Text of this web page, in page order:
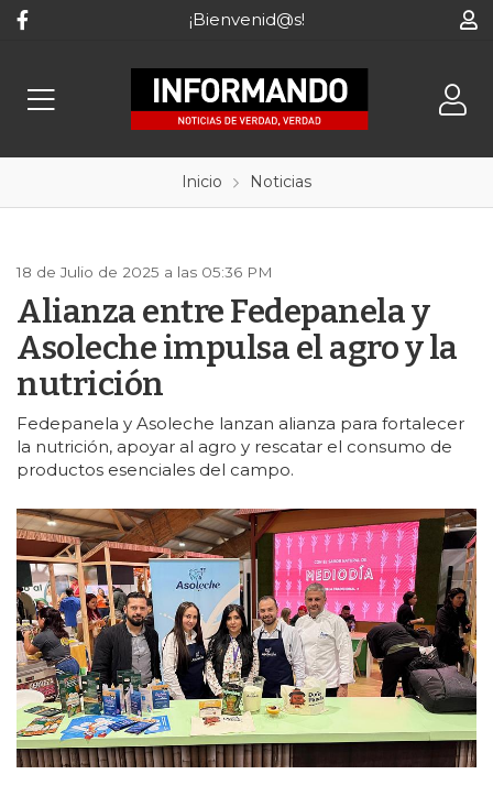
¡Bienvenid@s!
Inicio Noticias
18 de Julio de 2025 a las 05:36 PM
Alianza entre Fedepanela y
Asoleche impulsa el agro y la
nutrición
Fedepanela y Asoleche lanzan alianza para fortalecer
la nutrición, apoyar al agro y rescatar el consumo de
productos esenciales del campo.